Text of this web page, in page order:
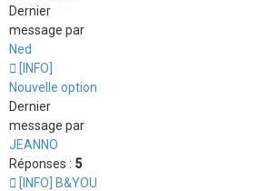
Dernier
message par
Ned
[INFO]
Nouvelle option
Dernier
message par
JEANNO
Réponses : 5
[INFO] B&YOU